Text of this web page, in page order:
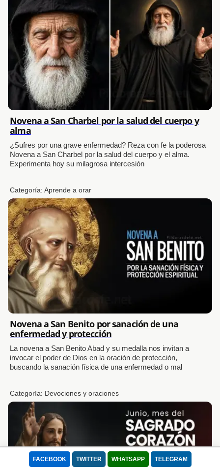
Usamos cookies para mejorar tu experiencia.
Este sitio utiliza Cookies para que pueda funcionar correctamente, mejorar
la experiencia de usuario, la velocidad y la seguridad durante su visita. Se
utilizan para adaptar el contenido de la web a las preferencias del Usuario
y optimizar el uso, las cuales permiten que el dispositivo muestre
retirar su consentimiento u oponerse al procesamiento de datos basado en
intereses legítimos en cualquier momento haciendo clic en "Configuración"
o en nuestra Política de Cookies en este sitio web
Lee nuestra Política de Privacidad
Aceptar todo Rechazar
FACEBOOK TWITTER WHATSAPP TELEGRAM
Novena a San Charbel por la salud del cuerpo y
alma
¿Sufres por una grave enfermedad? Reza con fe la poderosa
Novena a San Charbel por la salud del cuerpo y el alma.
Experimenta hoy su milagrosa intercesión
Categoría:Aprende a orar
Novena a San Benito por sanación de una
enfermedad y protección
La novena a San Benito Abad y su medalla nos invitan a
invocar el poder de Dios en la oración de protección,
buscando la sanación física de una enfermedad o mal
Categoría: Devociones y oraciones